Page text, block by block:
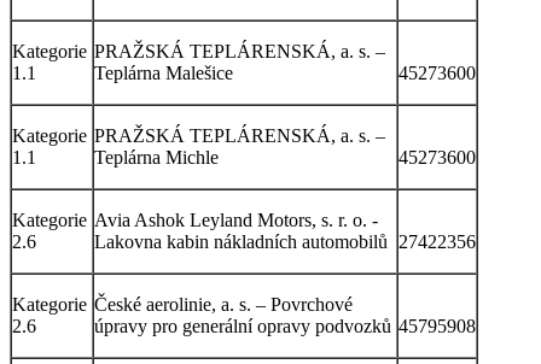
Kategorie
1.1
PRAŽSKÁ TEPLÁRENSKÁ, a. s. –
Teplárna Malešice
45273600
Kategorie
1.1
PRAŽSKÁ TEPLÁRENSKÁ, a. s. –
Teplárna Michle
45273600
Kategorie
2.6
Avia Ashok Leyland Motors, s. r. o. -
Lakovna kabin nákladních automobilů
27422356
Kategorie
2.6
České aerolinie, a. s. – Povrchové
úpravy pro generální opravy podvozků 45795908